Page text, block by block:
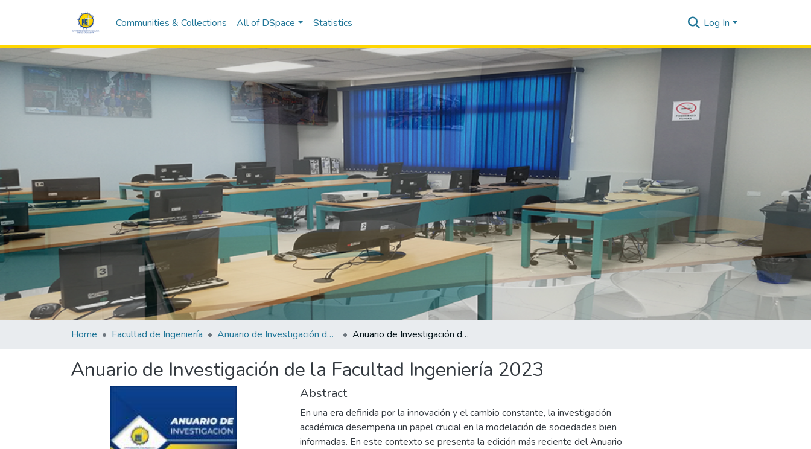
Communities & Collections All of DSpace Statistics Log In
Home Facultad de Ingeniería Anuario de Investigación de la Facultad de Ingeniería 2023 Anuario de Investigación de la Facultad Ingeniería 2023
Anuario de Investigación de la Facultad Ingeniería 2023
Abstract
En una era definida por la innovación y el cambio constante, la investigación
académica desempeña un papel crucial en la modelación de sociedades bien
informadas. En este contexto se presenta la edición más reciente del Anuario